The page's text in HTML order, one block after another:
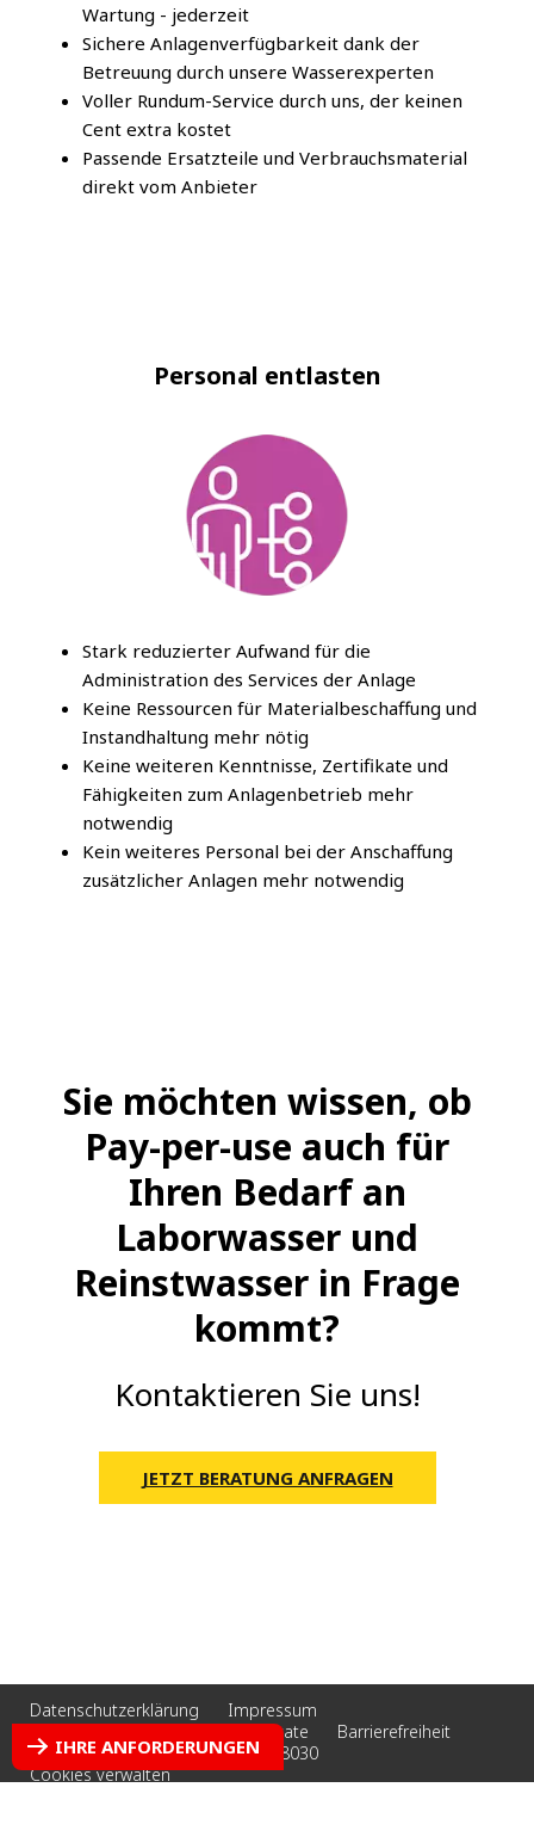
Wartung - jederzeit
Sichere Anlagenverfügbarkeit dank der
Betreuung durch unsere Wasserexperten
Voller Rundum-Service durch uns, der keinen
Cent extra kostet
Passende Ersatzteile und Verbrauchsmaterial
direkt vom Anbieter
Personal entlasten
Stark reduzierter Aufwand für die
Administration des Services der Anlage
Keine Ressourcen für Materialbeschaffung und
Instandhaltung mehr nötig
Keine weiteren Kenntnisse, Zertifikate und
Fähigkeiten zum Anlagenbetrieb mehr
notwendig
Kein weiteres Personal bei der Anschaffung
zusätzlicher Anlagen mehr notwendig
Sie möchten wissen, ob
Pay-per-use auch für
Ihren Bedarf an
Laborwasser und
Reinstwasser in Frage
kommt?
Kontaktieren Sie uns!
JETZT BERATUNG ANFRAGEN
Datenschutzerklärung
Impressum
AGB | Bescheinigungen | Zertifikate
Barrierefreiheit
Cookie-Richtlinie
Tel. +4951418030
Cookies verwalten
IHRE ANFORDERUNGEN